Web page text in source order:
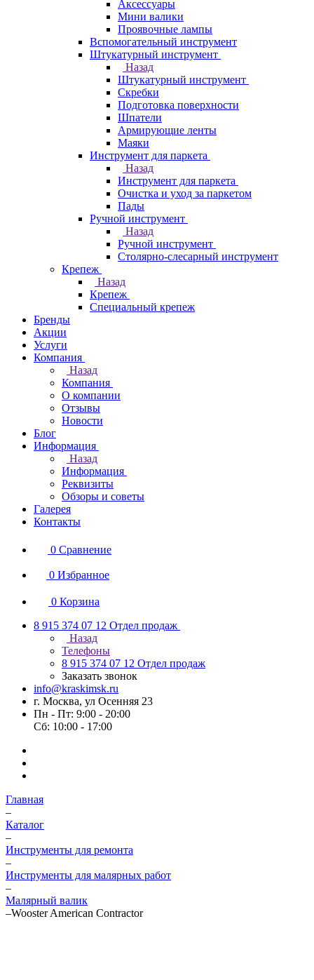
Аксессуары
Мини валики
Проявочные лампы
Вспомогательный инструмент
Штукатурный инструмент
Назад
Штукатурный инструмент
Скребки
Подготовка поверхности
Шпатели
Армирующие ленты
Маяки
Инструмент для паркета
Назад
Инструмент для паркета
Очистка и уход за паркетом
Пады
Ручной инструмент
Назад
Ручной инструмент
Столярно-слесарный инструмент
Крепеж
Назад
Крепеж
Специальный крепеж
Бренды
Акции
Услуги
Компания
Назад
Компания
О компании
Отзывы
Новости
Блог
Информация
Назад
Информация
Реквизиты
Обзоры и советы
Галерея
Контакты
0 Сравнение
0 Избранное
0 Корзина
8 915 374 07 12 Отдел продаж
Назад
Телефоны
8 915 374 07 12 Отдел продаж
Заказать звонок
info@kraskimsk.ru
г. Москва, ул Осенняя 23
Пн - Пт: 9:00 - 20:00
Сб: 10:00 - 17:00
Главная
–
Каталог
–
Инструменты для ремонта
–
Инструменты для малярных работ
–
Малярный валик
–Wooster American Contractor